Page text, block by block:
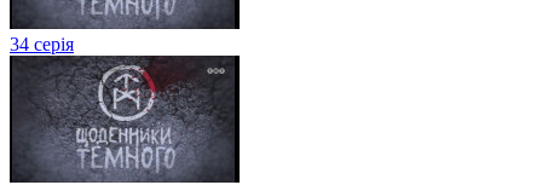
34 серія